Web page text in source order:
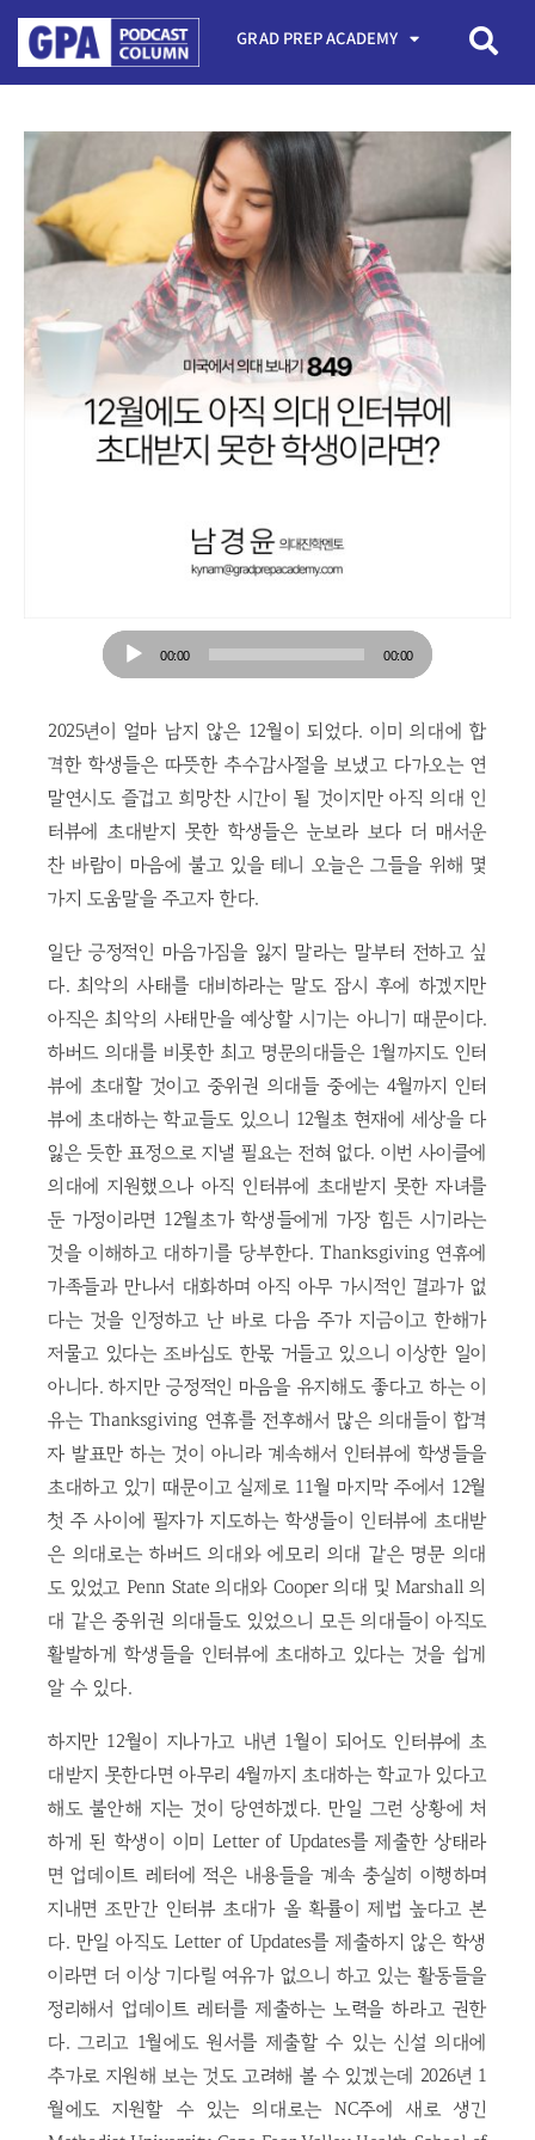
GRAD PREP ACADEMY
Audio
Player
00:00 00:00
2025년이 얼마 남지 않은 12월이 되었다. 이미 의대에 합
격한 학생들은 따뜻한 추수감사절을 보냈고 다가오는 연
말연시도 즐겁고 희망찬 시간이 될 것이지만 아직 의대 인
터뷰에 초대받지 못한 학생들은 눈보라 보다 더 매서운
찬 바람이 마음에 불고 있을 테니 오늘은 그들을 위해 몇
가지 도움말을 주고자 한다.
일단 긍정적인 마음가짐을 잃지 말라는 말부터 전하고 싶
다. 최악의 사태를 대비하라는 말도 잠시 후에 하겠지만
아직은 최악의 사태만을 예상할 시기는 아니기 때문이다.
하버드 의대를 비롯한 최고 명문의대들은 1월까지도 인터
뷰에 초대할 것이고 중위권 의대들 중에는 4월까지 인터
뷰에 초대하는 학교들도 있으니 12월초 현재에 세상을 다
잃은 듯한 표정으로 지낼 필요는 전혀 없다. 이번 사이클에
의대에 지원했으나 아직 인터뷰에 초대받지 못한 자녀를
둔 가정이라면 12월초가 학생들에게 가장 힘든 시기라는
것을 이해하고 대하기를 당부한다. Thanksgiving 연휴에
가족들과 만나서 대화하며 아직 아무 가시적인 결과가 없
다는 것을 인정하고 난 바로 다음 주가 지금이고 한해가
저물고 있다는 조바심도 한몫 거들고 있으니 이상한 일이
아니다. 하지만 긍정적인 마음을 유지해도 좋다고 하는 이
유는 Thanksgiving 연휴를 전후해서 많은 의대들이 합격
자 발표만 하는 것이 아니라 계속해서 인터뷰에 학생들을
초대하고 있기 때문이고 실제로 11월 마지막 주에서 12월
첫 주 사이에 필자가 지도하는 학생들이 인터뷰에 초대받
은 의대로는 하버드 의대와 에모리 의대 같은 명문 의대
도 있었고 Penn State 의대와 Cooper 의대 및 Marshall 의
대 같은 중위권 의대들도 있었으니 모든 의대들이 아직도
활발하게 학생들을 인터뷰에 초대하고 있다는 것을 쉽게
알 수 있다.
하지만 12월이 지나가고 내년 1월이 되어도 인터뷰에 초
대받지 못한다면 아무리 4월까지 초대하는 학교가 있다고
해도 불안해 지는 것이 당연하겠다. 만일 그런 상황에 처
하게 된 학생이 이미 Letter of Updates를 제출한 상태라
면 업데이트 레터에 적은 내용들을 계속 충실히 이행하며
지내면 조만간 인터뷰 초대가 올 확률이 제법 높다고 본
다. 만일 아직도 Letter of Updates를 제출하지 않은 학생
이라면 더 이상 기다릴 여유가 없으니 하고 있는 활동들을
정리해서 업데이트 레터를 제출하는 노력을 하라고 권한
다. 그리고 1월에도 원서를 제출할 수 있는 신설 의대에
추가로 지원해 보는 것도 고려해 볼 수 있겠는데 2026년 1
월에도 지원할 수 있는 의대로는 NC주에 새로 생긴